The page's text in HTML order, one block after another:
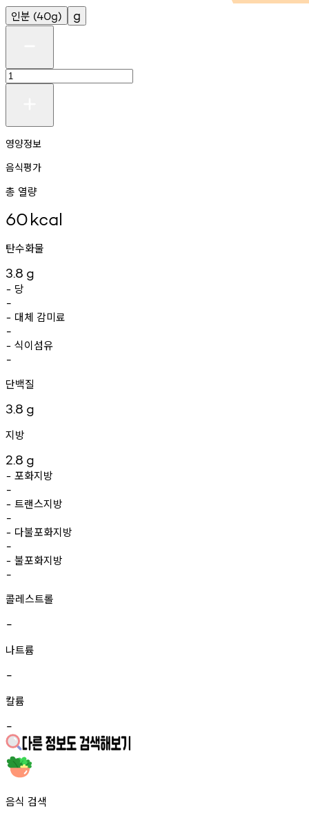
인분 (40g) g
영양정보
음식평가
총 열량
60kcal
탄수화물
3.8 g
- 당
-
- 대체 감미료
-
- 식이섬유
-
단백질
3.8 g
지방
2.8 g
- 포화지방
-
- 트랜스지방
-
- 다불포화지방
-
- 불포화지방
-
콜레스트롤
-
나트륨
-
칼륨
-
음식 검색